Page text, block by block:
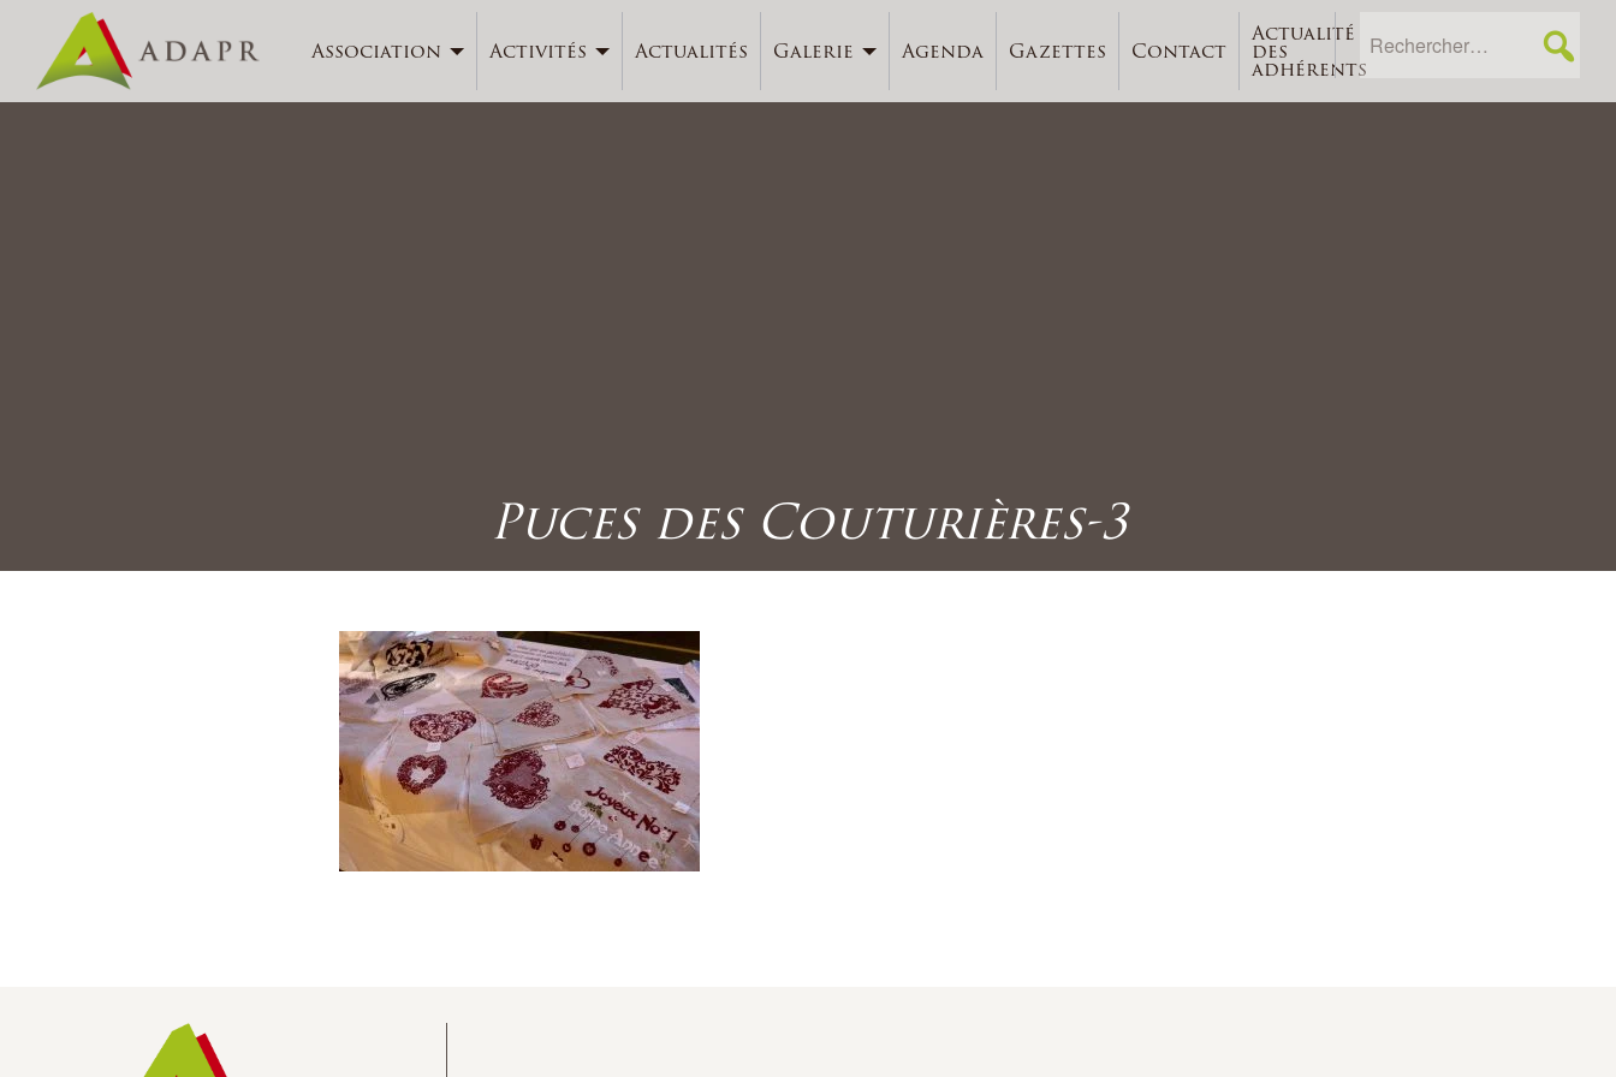
Association Activités Actualités Galerie Agenda Gazettes Contact
Actualité
des
adhérents
Puces des Couturières-3